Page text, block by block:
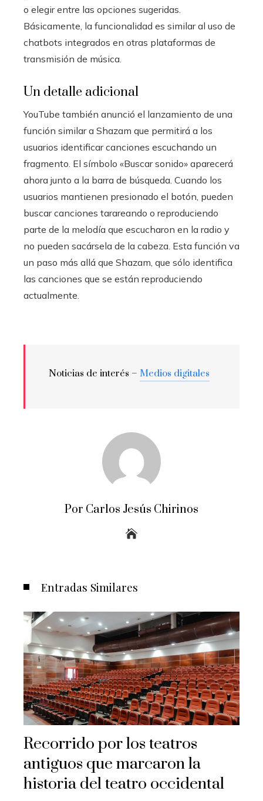
o elegir entre las opciones sugeridas.
Básicamente, la funcionalidad es similar al uso de
chatbots integrados en otras plataformas de
transmisión de música.
Un detalle adicional
YouTube también anunció el lanzamiento de una
función similar a Shazam que permitirá a los
usuarios identificar canciones escuchando un
fragmento. El símbolo «Buscar sonido» aparecerá
ahora junto a la barra de búsqueda. Cuando los
usuarios mantienen presionado el botón, pueden
buscar canciones tarareando o reproduciendo
parte de la melodía que escucharon en la radio y
no pueden sacársela de la cabeza. Esta función va
un paso más allá que Shazam, que sólo identifica
las canciones que se están reproduciendo
actualmente.
Noticias de interés – Medios digitales
Por Carlos Jesús Chirinos
Entradas Similares
Recorrido por los teatros
antiguos que marcaron la
historia del teatro occidental